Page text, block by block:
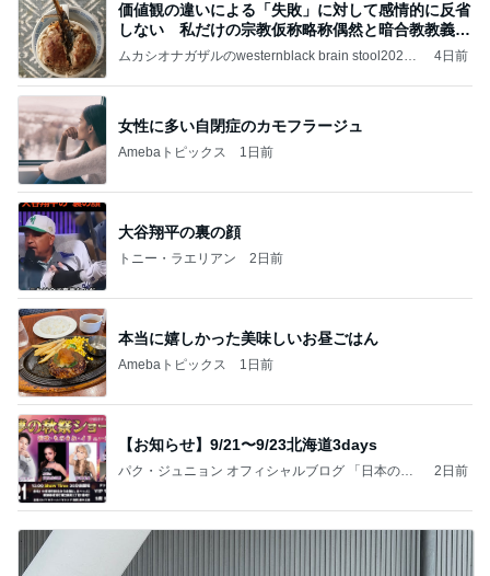
価値観の違いによる「失敗」に対して感情的に反省
しない 私だけの宗教仮称略称偶然と暗合教教義候
補
ムカシオナガザルのwesternblack brain stool2024
ガザル
4日前
女性に多い自閉症のカモフラージュ
Amebaトピックス 1日前
大谷翔平の裏の顔
トニー・ラエリアン 2日前
本当に嬉しかった美味しいお昼ごはん
Amebaトピックス 1日前
【お知らせ】9/21〜9/23北海道3days
パク・ジュニョン オフィシャルブログ 「日本の
2日前